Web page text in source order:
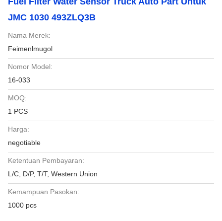
JMC 1030 493ZLQ3B
Nama Merek:
Feimenlmugol
Nomor Model:
16-033
MOQ:
1 PCS
Harga:
negotiable
Ketentuan Pembayaran:
L/C, D/P, T/T, Western Union
Kemampuan Pasokan:
1000 pcs